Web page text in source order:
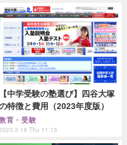
【中学受験の塾選び】四谷大塚
特徴と費用（2023年度版）
育・受験
Thu 11:15